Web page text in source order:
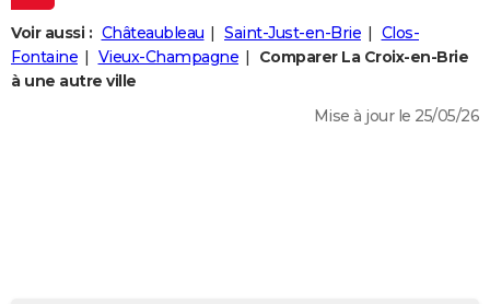
Essais
Réserver un essai
Citadines
Berlines
SUV
Forum auto
+
HIGH-TECH
Mobiles
Meilleur smartphone
Internet
Ordinateurs
Jeux vidéo
Guide high-tech
+
BRICOLAGE
Voir aussi : Châteaubleau Saint-Just-en-Brie
Clos-
Fontaine
Vieux-Champagne
Comparer La Croix-en-Brie
à une autre ville
Mise à jour le 25/05/26